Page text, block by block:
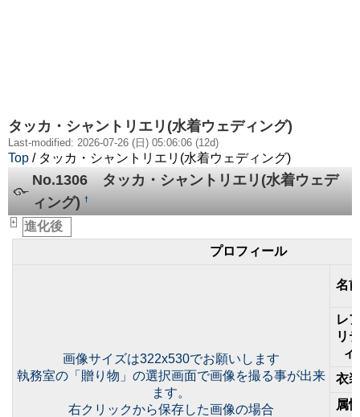
タッカ・シャントリエリ(水着ウェディング)
Last-modified: 2026-07-26 (日) 05:06:06 (12d)
Top / タッカ・シャントリエリ(水着ウェディング)
No.1306 タッカ・シャントリエリ(水着ウェデ
ィング) †
+ 進化後
プロフィール
画像サイズは322x530でお願いします
執務室の「贈り物」の選択画面で画像を撮る事が出来
ます。
右クリックから保存した画像の場合
名
レ
リ
ィ
衣
属